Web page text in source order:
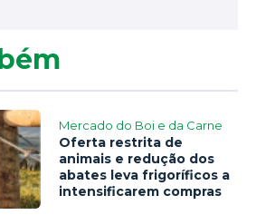
Mercado do Boi e da Carne
Oferta restrita de
animais e redução dos
abates leva frigoríficos a
intensificarem compras